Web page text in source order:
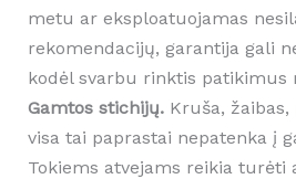
metu ar eksploatuojamas
rekomendacijų, garantija gali
kodėl svarbu rinktis patikimus
Gamtos stichijų.Kruša, žaibas,
visa tai paprastai nepatenka į
Tokiems atvejams reikia turėti